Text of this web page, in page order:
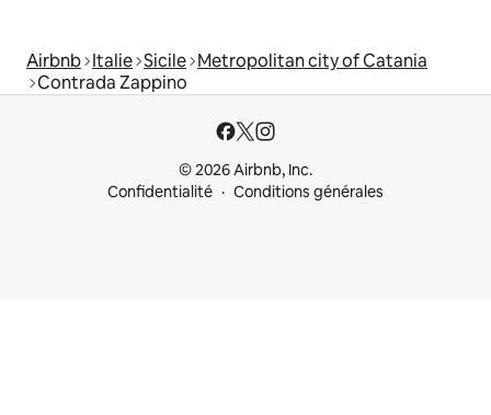
Airbnb Italie Sicile Metropolitan city of Catania
Contrada Zappino
© 2026 Airbnb, Inc.
Confidentialité
Conditions générales